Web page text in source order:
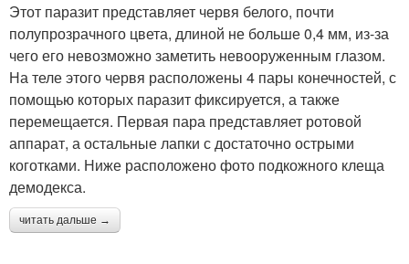
Этот паразит представляет червя белого, почти
полупрозрачного цвета, длиной не больше 0,4 мм, из-за
чего его невозможно заметить невооруженным глазом.
На теле этого червя расположены 4 пары конечностей, с
помощью которых паразит фиксируется, а также
перемещается. Первая пара представляет ротовой
аппарат, а остальные лапки с достаточно острыми
коготками. Ниже расположено фото подкожного клеща
демодекса.
читать дальше →